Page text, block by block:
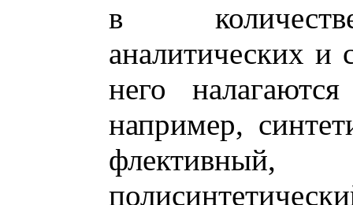
в
аналитических и
него
например,